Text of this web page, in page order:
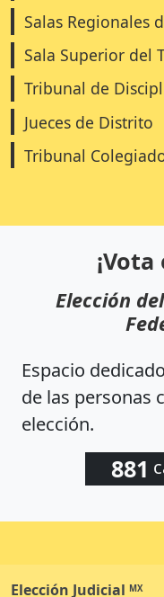
Salas Regionales
Sala Superior del
Tribunal de
Jueces de Distrito
Tribunal
Elección
Espacio
de las personas
elección.
881
Elección Judicial MX